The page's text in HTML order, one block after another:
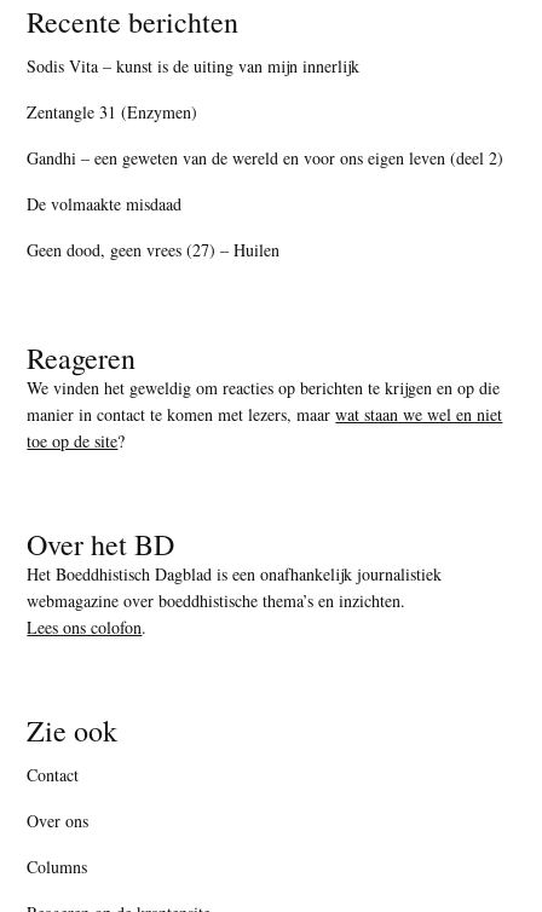
Recente berichten
Sodis Vita – kunst is de uiting van mijn innerlijk
Zentangle 31 (Enzymen)
Gandhi – een geweten van de wereld en voor ons eigen leven (deel 2)
De volmaakte misdaad
Geen dood, geen vrees (27) – Huilen
Reageren
We vinden het geweldig om reacties op berichten te krijgen en op die
manier in contact te komen met lezers, maarwat staan we wel en niet
toe op de site?
Over het BD
Het Boeddhistisch Dagblad is een onafhankelijk journalistiek
webmagazine over boeddhistische thema’s en inzichten.
Lees ons colofon.
Zie ook
Contact
Over ons
Columns